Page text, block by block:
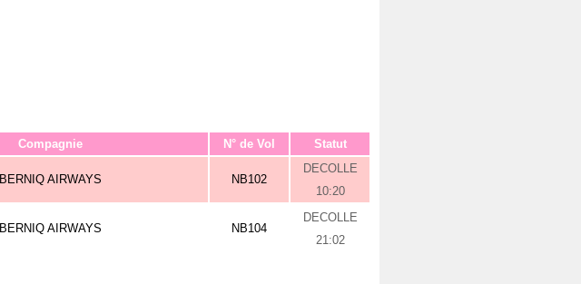
Compagnie N° de Vol Statut
BERNIQ AIRWAYS NB102
DECOLLE
10:20
BERNIQ AIRWAYS NB104
DECOLLE
21:02